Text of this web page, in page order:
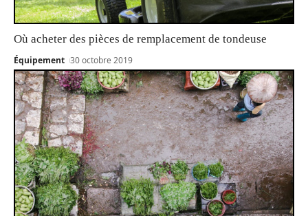
Où acheter des pièces de remplacement de tondeuse
Équipement 30 octobre 2019